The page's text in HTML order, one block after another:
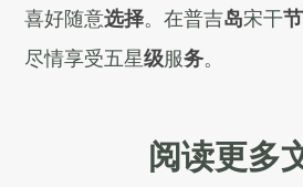
喜好随意选择。在普吉岛宋干节
尽情享受五星级服务。
阅读更多